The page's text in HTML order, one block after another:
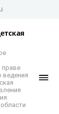
праве
ведения